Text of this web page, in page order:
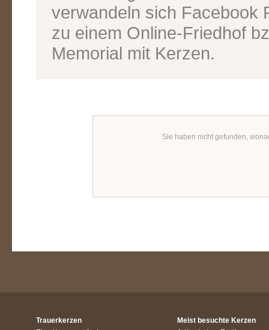
verwandeln sich Facebook
zu einem Online-Friedhof
Memorial mit Kerzen.
Sie haben nicht gefunden,
Trauerkerzen
Meist besuchte Kerzen